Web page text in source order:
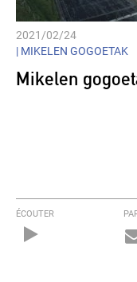
2021/02/24
| MIKELEN GOGOETAK
Mikelen
ÉCOUTER